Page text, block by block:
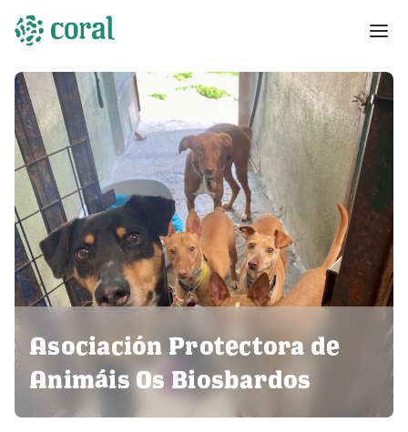
Asociación Protectora de
Animáis Os Biosbardos